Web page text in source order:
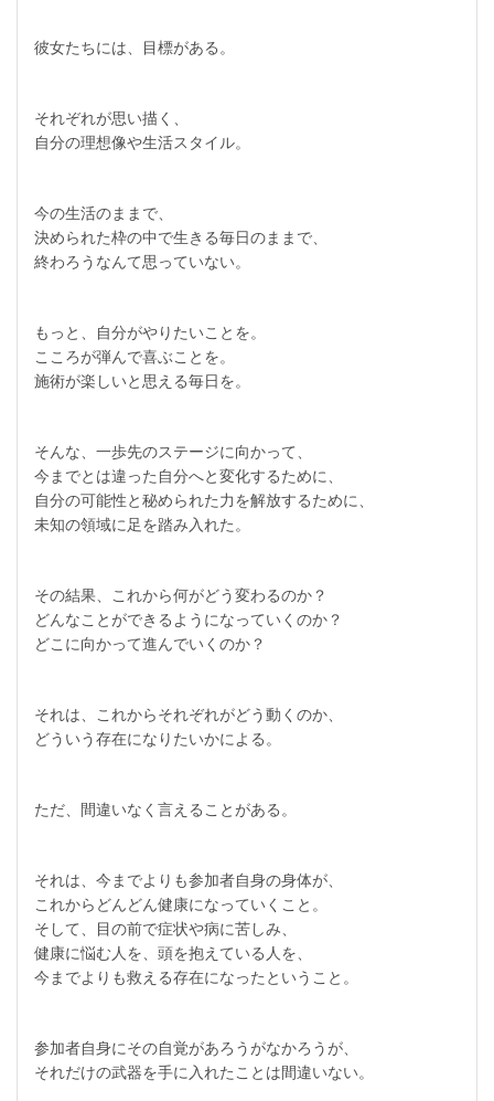
彼女たちには、目標がある。
それぞれが思い描く、
自分の理想像や生活スタイル。
今の生活のままで、
決められた枠の中で生きる毎日のままで、
終わろうなんて思っていない。
もっと、自分がやりたいことを。
こころが弾んで喜ぶことを。
施術が楽しいと思える毎日を。
そんな、一歩先のステージに向かって、
今までとは違った自分へと変化するために、
自分の可能性と秘められた力を解放するために、
未知の領域に足を踏み入れた。
その結果、これから何がどう変わるのか？
どんなことができるようになっていくのか？
どこに向かって進んでいくのか？
それは、これからそれぞれがどう動くのか、
どういう存在になりたいかによる。
ただ、間違いなく言えることがある。
それは、今までよりも参加者自身の身体が、
これからどんどん健康になっていくこと。
そして、目の前で症状や病に苦しみ、
健康に悩む人を、頭を抱えている人を、
今までよりも救える存在になったということ。
参加者自身にその自覚があろうがなかろうが、
それだけの武器を手に入れたことは間違いない。